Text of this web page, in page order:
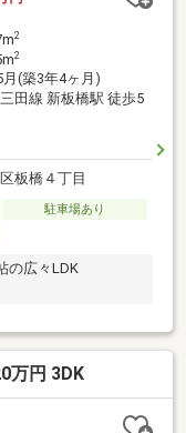
2
2
月(築3年4ヶ月)
田線 新板橋駅 徒歩5
板橋４丁目
駐車場あり
の広々LDK
万円 3DK